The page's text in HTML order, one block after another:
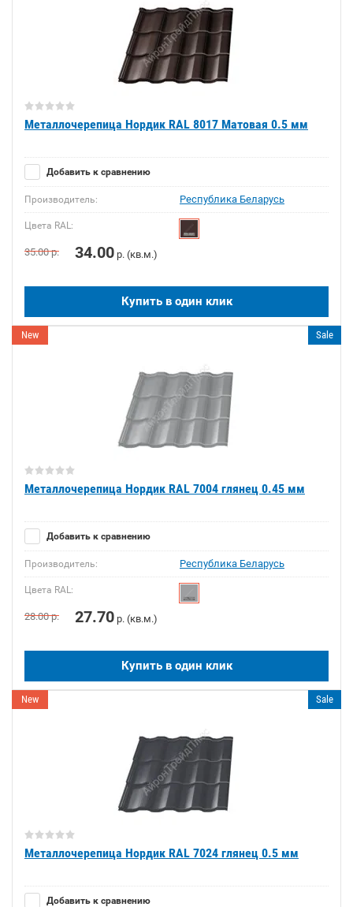
Металлочерепица Нордик RAL 8017 Матовая 0.5 мм
Добавить к сравнению
Производитель: Республика Беларусь
Цвета RAL:
35.00р. 34.00 р. (кв.м.)
Купить в один клик
New Sale
Металлочерепица Нордик RAL 7004 глянец 0.45 мм
Добавить к сравнению
Производитель: Республика Беларусь
Цвета RAL:
28.00р. 27.70 р. (кв.м.)
Купить в один клик
New Sale
Металлочерепица Нордик RAL 7024 глянец 0.5 мм
Добавить к сравнению